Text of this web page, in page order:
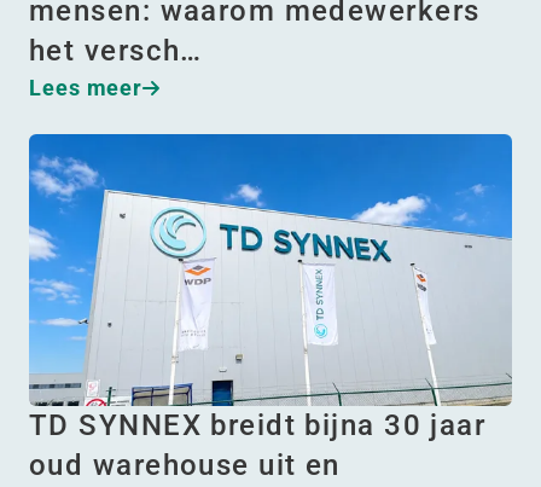
mensen: waarom medewerkers
het versch…
Lees meer
TD SYNNEX breidt bijna 30 jaar
oud warehouse uit en